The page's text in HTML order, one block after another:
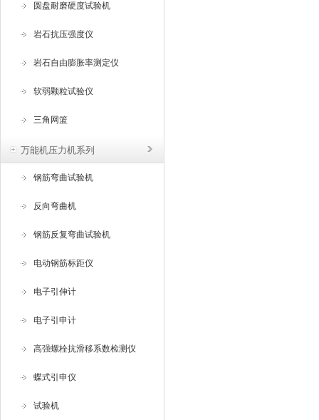
圆盘耐磨硬度试验机
岩石抗压强度仪
岩石自由膨胀率测定仪
软弱颗粒试验仪
三角网篮
万能机压力机系列
钢筋弯曲试验机
反向弯曲机
钢筋反复弯曲试验机
电动钢筋标距仪
电子引伸计
电子引申计
高强螺栓抗滑移系数检测仪
蝶式引申仪
试验机